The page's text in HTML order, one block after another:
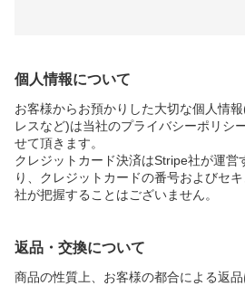
個人情報について
お客様からお預かりした大切な個人情
レスなど)は当社のプライバシーポリシ
せて頂きます。
クレジットカード決済はStripe社が運営
り、クレジットカードの番号およびセ
社が把握することはございません。
返品・交換について
商品の性質上、お客様の都合による返